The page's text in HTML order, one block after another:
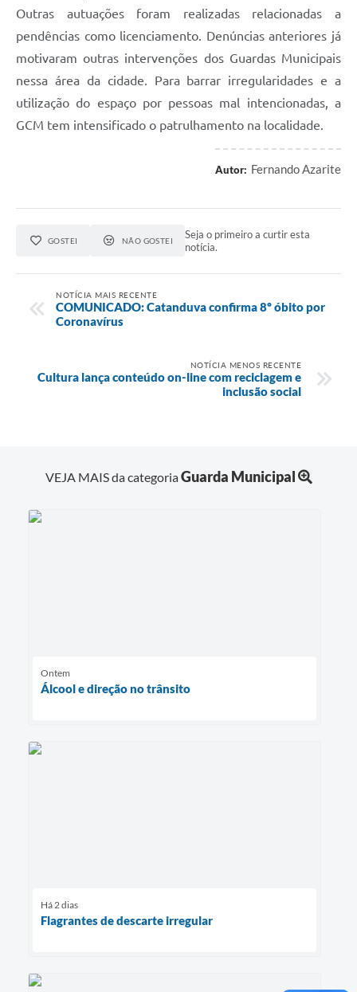
Outras autuações foram realizadas relacionadas a
pendências como licenciamento. Denúncias anteriores já
motivaram outras intervenções dos Guardas Municipais
nessa área da cidade. Para barrar irregularidades e a
utilização do espaço por pessoas mal intencionadas, a
GCM tem intensificado o patrulhamento na localidade.
Autor: Fernando Azarite
GOSTEI NÃO GOSTEI
Seja o primeiro a curtir esta
notícia.
NOTÍCIA MAIS RECENTE
COMUNICADO: Catanduva confirma 8º óbito por
Coronavírus
NOTÍCIA MENOS RECENTE
Cultura lança conteúdo on-line com reciclagem e
inclusão social
VEJA MAIS da categoriaGuarda Municipal
Ontem
Álcool e direção no trânsito
Há 2 dias
Flagrantes de descarte irregular